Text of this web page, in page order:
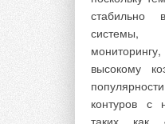
стабильно
системы,
высокому
контуров с
нужд
за этого
поставщика
точный и
помощью